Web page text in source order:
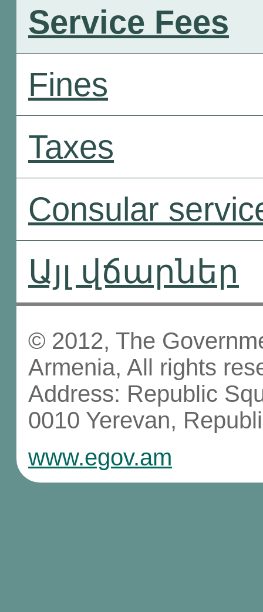
Service Fees
Fines
Taxes
Consular
Այլ վճարներ
© 2012, The
Armenia, All rights
Address: Republic
0010 Yerevan,
www.egov.am